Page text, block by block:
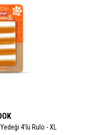
Yedeği 4'lü Rulo - XL